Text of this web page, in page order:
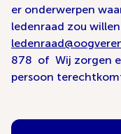
er onderwerpen
ledenraad zou
878 of Wij zorgen
persoon